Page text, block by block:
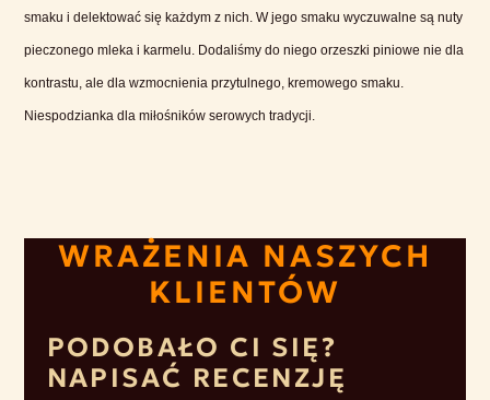
smaku i delektować się każdym z nich. W jego smaku wyczuwalne są nuty
pieczonego mleka i karmelu. Dodaliśmy do niego orzeszki piniowe nie dla
kontrastu, ale dla wzmocnienia przytulnego, kremowego smaku.
Niespodzianka dla miłośników serowych tradycji.
WRAŻENIA NASZYCH
KLIENTÓW
PODOBAŁO CI SIĘ?
NAPISAĆ RECENZJĘ